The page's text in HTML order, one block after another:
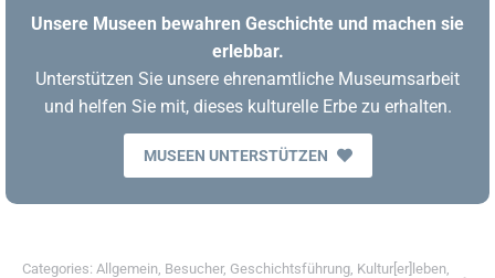
Unsere Museen bewahren Geschichte und machen sie
erlebbar.
Unterstützen Sie unsere ehrenamtliche Museumsarbeit
und helfen Sie mit, dieses kulturelle Erbe zu erhalten.
MUSEEN UNTERSTÜTZEN
Categories: Allgemein Besucher, Geschichtsführung Kultur[er]leben